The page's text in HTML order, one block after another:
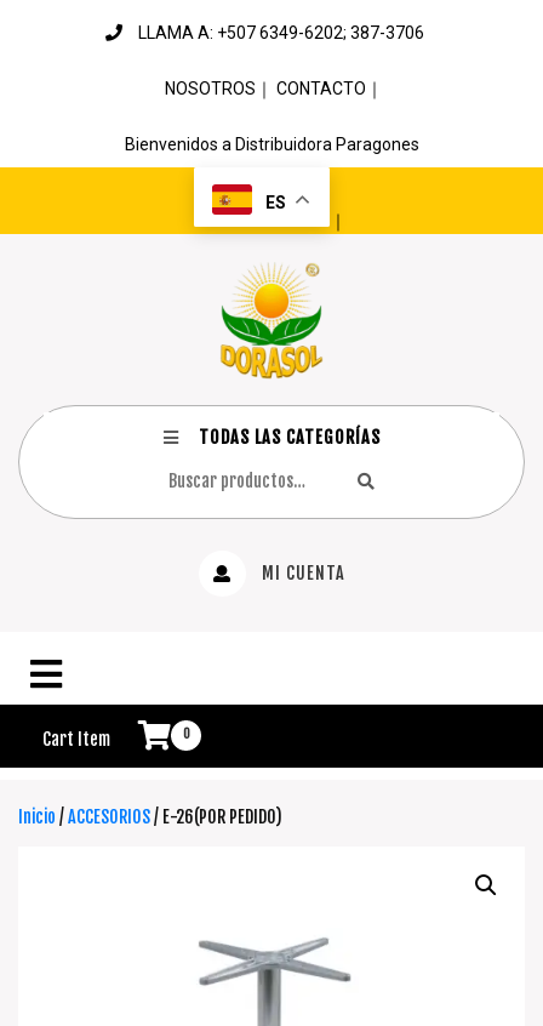
LLAMA A: +507 6349-6202; 387-3706
NOSOTROS ｜ CONTACTO ｜
Bienvenidos a Distribuidora Paragones
ES
｜
TODAS LAS CATEGORÍAS
MI CUENTA
Cart Item 0
Inicio /ACCESORIOS/ E-26(POR PEDIDO)